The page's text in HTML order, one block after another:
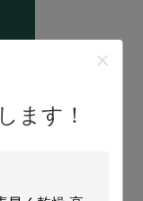
ます！